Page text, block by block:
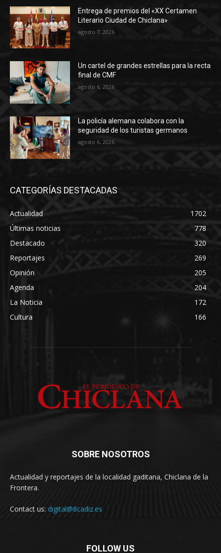
Entrega de premios del «XX Certamen
Literario Ciudad de Chiclana»
agosto 7, 2026
Un cartel de grandes estrellas para la recta
final de CMF
agosto 6, 2026
La policía alemana colabora con la
seguridad de los turistas germanos
agosto 6, 2026
CATEGORÍAS DESTACADAS
Actualidad
1702
Últimas noticias
778
Destacado
320
Reportajes
269
Opinión
205
Agenda
204
La Noticia
172
Cultura
166
SOBRE NOSOTROS
Actualidad y reportajes de la localidad gaditana, Chiclana de la
Frontera.
Contact us: digital@8cadiz.es
FOLLOW US